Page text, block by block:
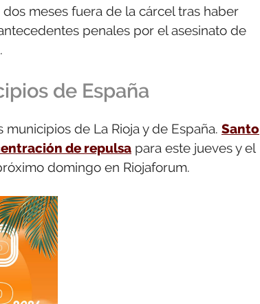
dos meses fuera de la cárcel tras haber
penales por el asesinato de
de España
de La Rioja y de España. Santo
de repulsa para este jueves y el
domingo en Riojaforum.